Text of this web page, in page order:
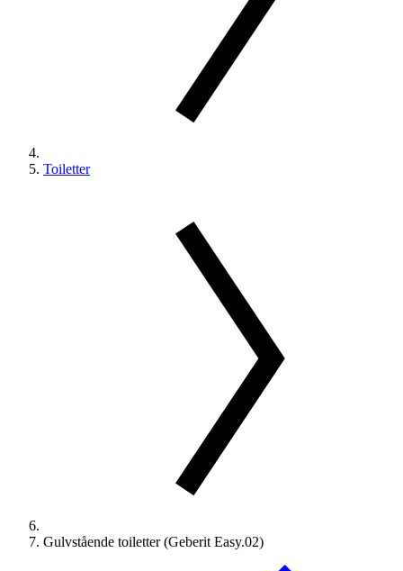
Toiletter
Gulvstående toiletter (Geberit Easy.02)